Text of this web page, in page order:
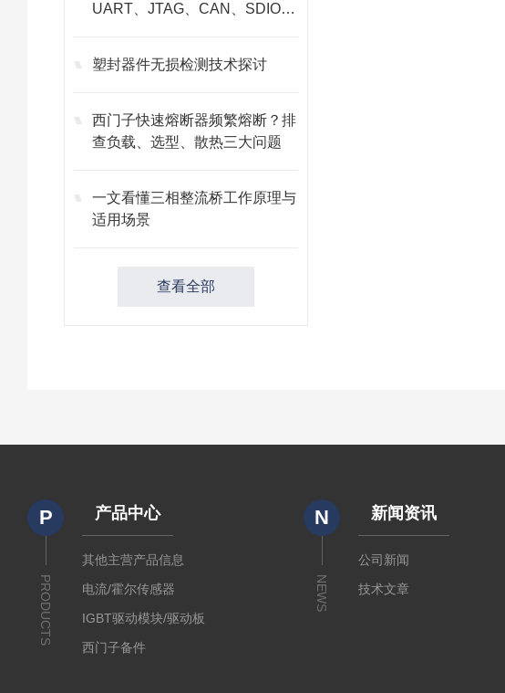
UART、JTAG、CAN、SDIO、
塑封器件无损检测技术探讨
西门子快速熔断器频繁熔断？排
查负载、选型、散热三大问题
一文看懂三相整流桥工作原理与
适用场景
查看全部
P
PRODUCTS
产品中心
其他主营产品信息
电流/霍尔传感器
IGBT驱动模块/驱动板
西门子备件
N
NEWS
新闻资讯
公司新闻
技术文章